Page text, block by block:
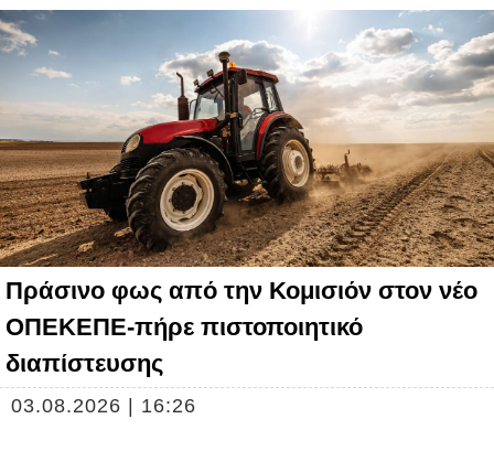
Πράσινο φως από την Κομισιόν στον νέο
ΟΠΕΚΕΠΕ-πήρε πιστοποιητικό
διαπίστευσης
03.08.2026 | 16:26